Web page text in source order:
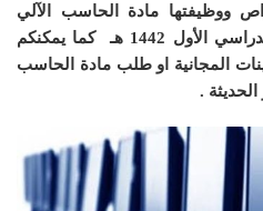
ووظيفتها مادة الحاسب الآلي
الأول 1442 هـ
كما يمكنكم
المجانية او طلب مادة الحاسب
.